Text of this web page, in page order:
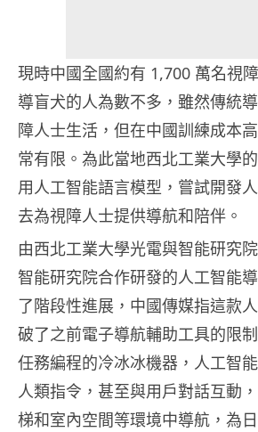
現時中國全國約有 1,700 萬名視
導盲犬的人為數不多，雖然傳統
障人士生活，但在中國訓練成本
常有限。為此當地西北工業大學
用人工智能語言模型，嘗試開發
去為視障人士提供導航和陪伴。
由西北工業大學光電與智能研究
智能研究院合作研發的人工智能
了階段性進展，中國傳媒指這款
破了之前電子導航輔助工具的限
任務編程的冷冰冰機器，人工智
人類指令，甚至與用戶對話互動
梯和室內空間等環境中導航，為